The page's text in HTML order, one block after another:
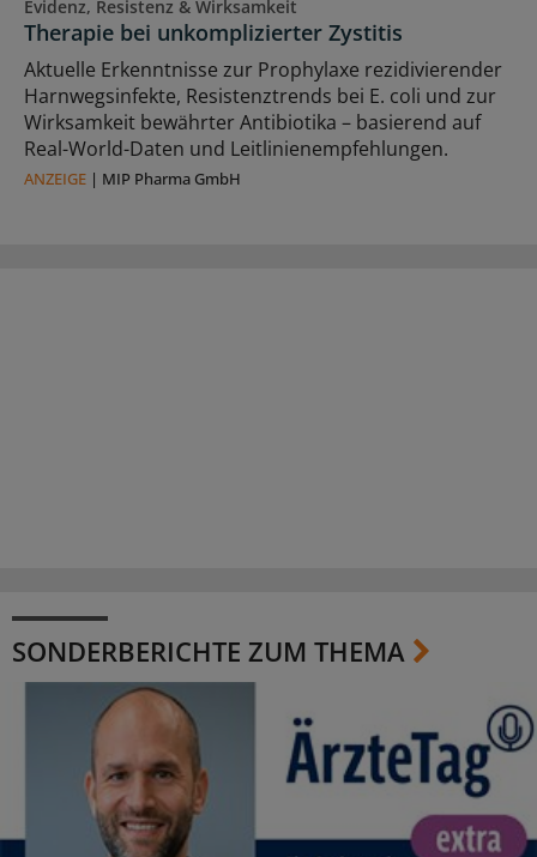
Evidenz, Resistenz & Wirksamkeit
Therapie bei unkomplizierter Zystitis
Aktuelle Erkenntnisse zur Prophylaxe rezidivierender
Harnwegsinfekte, Resistenztrends bei E. coli und zur
Wirksamkeit bewährter Antibiotika – basierend auf
Real-World-Daten und Leitlinienempfehlungen.
ANZEIGE | MIP Pharma GmbH
SONDERBERICHTE ZUM THEMA